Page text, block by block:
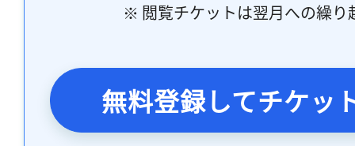
※ 閲覧チケットは翌月への繰り
無料登録してチケッ